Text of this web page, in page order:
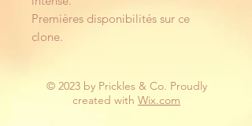
Premières disponibilités sur ce
clone.
© 2023 by Prickles & Co. Proudly
created with Wix.com